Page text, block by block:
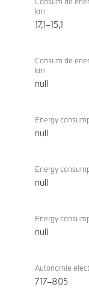
km
17,1–15,1
Consum de
km
null
Energy
null
Energy
null
Energy
null
Autonomie
717–805